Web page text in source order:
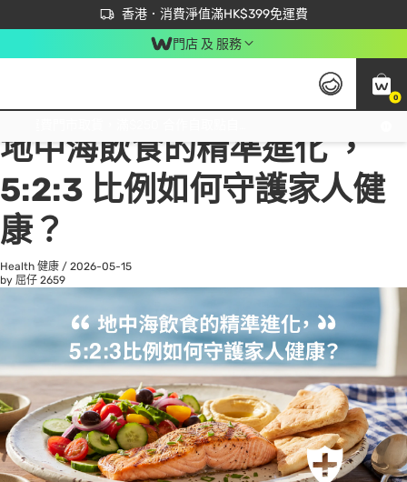
香港．消費淨值滿HK$399免運費
立即成為易賞錢會員盡享獨家優惠
首次APP下單買滿$450 輸入 NEWAPP 即減$50
門店 及 服務
0
All
地中海飲食的精準進化 ，
5:2:3 比例如何守護家人健
康？
Health 健康 / 2026-05-15
by 屈仔 2659